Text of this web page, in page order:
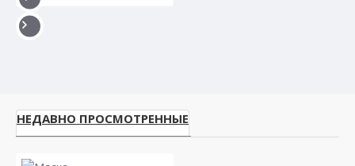
НЕДАВНО ПРОСМОТРЕННЫЕ